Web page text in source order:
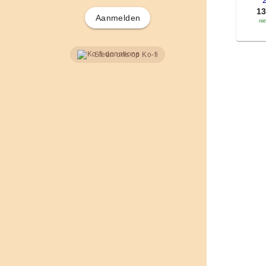
Aanmelden
Steun ons op Ko-fi